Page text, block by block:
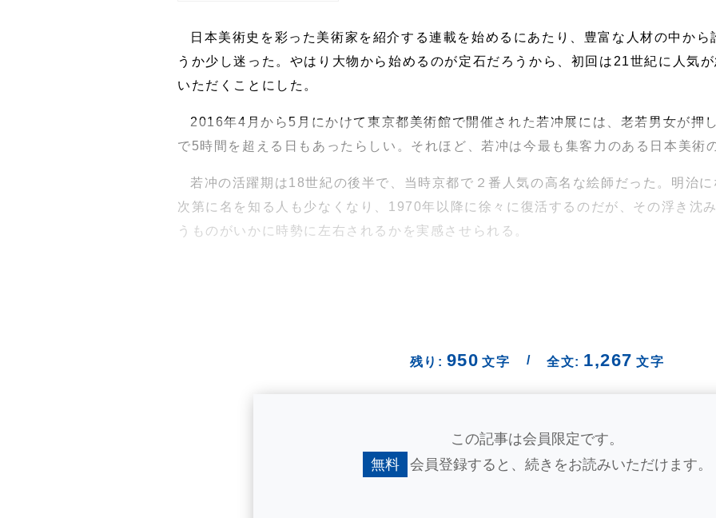
日本美術史を彩った美術家を紹介する連載を始めるにあたり、豊富な人材の中か
うか少し迷った。やはり大物から始めるのが定石だろうから、初回は21世紀に人気
いただくことにした。
2016年4月から5月にかけて東京都美術館で開催された若冲展には、老若男女が押
で5時間を超える日もあったらしい。それほど、若冲は今最も集客力のある日本美術
若冲の活躍期は18世紀の後半で、当時京都で２番人気の高名な絵師だった。明治
次第に名を知る人も少なくなり、1970年以降に徐々に復活するのだが、その浮き沈
うものがいかに時勢に左右されるかを実感させられる。
残り: 950 文字 / 全文: 1,267 文字
この記事は会員限定です。
無料
会員登録すると、 続きをお読みいただけます。